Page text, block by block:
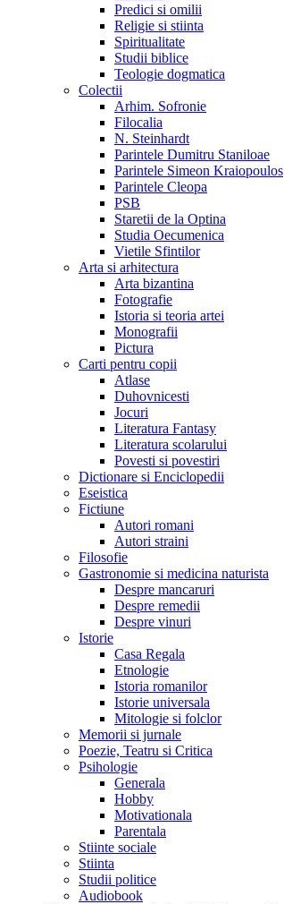
Predici si omilii
Religie si stiinta
Spiritualitate
Studii biblice
Teologie dogmatica
Colectii
Arhim. Sofronie
Filocalia
N. Steinhardt
Parintele Dumitru Staniloae
Parintele Simeon Kraiopoulos
Parintele Cleopa
PSB
Staretii de la Optina
Studia Oecumenica
Vietile Sfintilor
Arta si arhitectura
Arta bizantina
Fotografie
Istoria si teoria artei
Monografii
Pictura
Carti pentru copii
Atlase
Duhovnicesti
Jocuri
Literatura Fantasy
Literatura scolarului
Povesti si povestiri
Dictionare si Enciclopedii
Eseistica
Fictiune
Autori romani
Autori straini
Filosofie
Gastronomie si medicina naturista
Despre mancaruri
Despre remedii
Despre vinuri
Istorie
Casa Regala
Etnologie
Istoria romanilor
Istorie universala
Mitologie si folclor
Memorii si jurnale
Poezie, Teatru si Critica
Psihologie
Generala
Hobby
Motivationala
Parentala
Stiinte sociale
Stiinta
Studii politice
Audiobook